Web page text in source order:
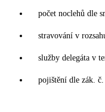
počet noclehů dle
stravování v
služby delegáta v
pojištění dle zák.